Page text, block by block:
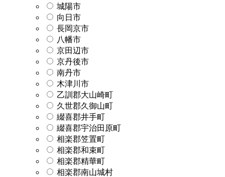
城陽市
向日市
長岡京市
八幡市
京田辺市
京丹後市
南丹市
木津川市
乙訓郡大山崎町
久世郡久御山町
綴喜郡井手町
綴喜郡宇治田原町
相楽郡笠置町
相楽郡和束町
相楽郡精華町
相楽郡南山城村